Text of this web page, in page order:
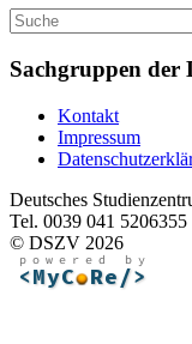
Sachgruppen der
Kontakt
Impressum
Deutsches
Tel. 0039 041
© DSZV 2026